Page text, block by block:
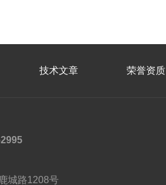
技术文章 荣誉资质
城路1208号